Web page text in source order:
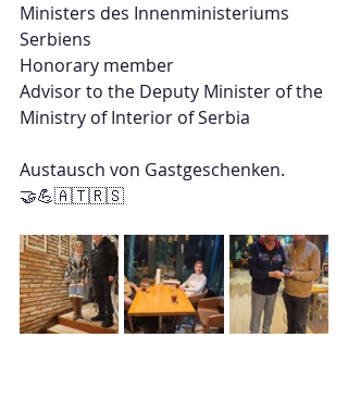
Ministers des Innenministeriums
Serbiens
Honorary member
Advisor to the Deputy Minister of the
Ministry of Interior of Serbia
Austausch von Gastgeschenken.
🤝💪🇦🇹🇷🇸